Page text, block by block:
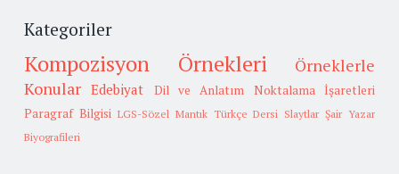
Kategoriler
Kompozisyon Örnekleri
Örneklerle
Konular Edebiyat Dil ve Anlatım
Noktalama İşaretleri
Paragraf Bilgisi LGS-Sözel Mantık Türkçe Dersi Slaytlar Şair Yazar
Biyografileri